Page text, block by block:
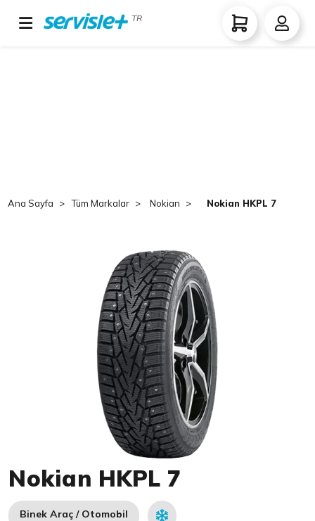
TR
Ana Sayfa Tüm Markalar Nokian Nokian HKPL 7
Nokian HKPL 7
Binek Araç / Otomobil